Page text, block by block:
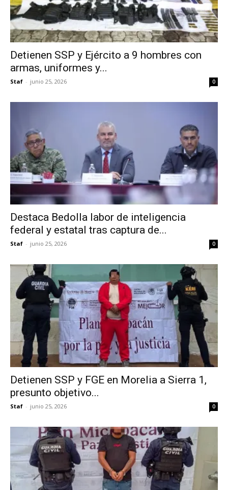
Detienen SSP y Ejército a 9 hombres con
armas, uniformes y...
Staf - junio 25, 2026 0
Destaca Bedolla labor de inteligencia
federal y estatal tras captura de...
Staf - junio 25, 2026 0
Detienen SSP y FGE en Morelia a Sierra 1,
presunto objetivo...
Staf - junio 25, 2026 0